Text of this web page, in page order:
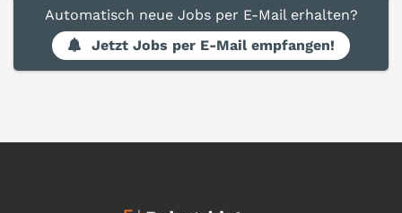
Automatisch neue Jobs per E-Mail erhalten?
Jetzt Jobs per E-Mail empfangen!